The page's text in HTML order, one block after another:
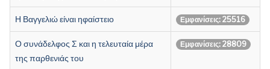
Η Βαγγελιώ είναι ηφαίστειο Εμφανίσεις: 25516
Ο συνάδελφος Σ και η τελευταία μέρα
της παρθενιάς του
Εμφανίσεις: 28809